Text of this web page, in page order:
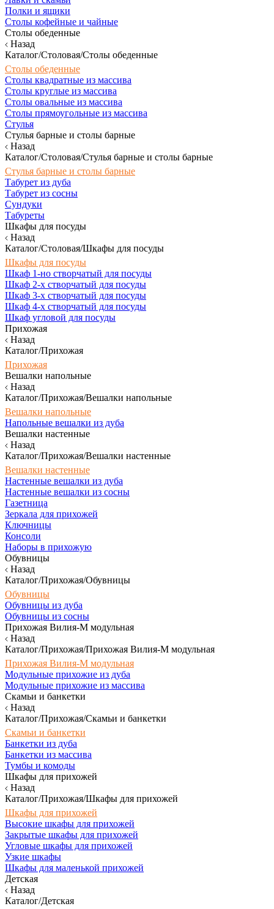
Полки и ящики
Столы кофейные и чайные
Столы обеденные
Назад
Каталог/Столовая/Столы обеденные
Столы обеденные
Столы квадратные из массива
Столы круглые из массива
Столы овальные из массива
Столы прямоугольные из массива
Стулья
Стулья барные и столы барные
Назад
Каталог/Столовая/Стулья барные и столы барные
Стулья барные и столы барные
Табурет из дуба
Табурет из сосны
Сундуки
Табуреты
Шкафы для посуды
Назад
Каталог/Столовая/Шкафы для посуды
Шкафы для посуды
Шкаф 1-но створчатый для посуды
Шкаф 2-х створчатый для посуды
Шкаф 3-х створчатый для посуды
Шкаф 4-х створчатый для посуды
Шкаф угловой для посуды
Прихожая
Назад
Каталог/Прихожая
Прихожая
Вешалки напольные
Назад
Каталог/Прихожая/Вешалки напольные
Вешалки напольные
Напольные вешалки из дуба
Вешалки настенные
Назад
Каталог/Прихожая/Вешалки настенные
Вешалки настенные
Настенные вешалки из дуба
Настенные вешалки из сосны
Газетница
Зеркала для прихожей
Ключницы
Консоли
Наборы в прихожую
Обувницы
Назад
Каталог/Прихожая/Обувницы
Обувницы
Обувницы из дуба
Обувницы из сосны
Прихожая Вилия-М модульная
Назад
Каталог/Прихожая/Прихожая Вилия-М модульная
Прихожая Вилия-М модульная
Модульные прихожие из дуба
Модульные прихожие из массива
Скамьи и банкетки
Назад
Каталог/Прихожая/Скамьи и банкетки
Скамьи и банкетки
Банкетки из дуба
Банкетки из массива
Тумбы и комоды
Шкафы для прихожей
Назад
Каталог/Прихожая/Шкафы для прихожей
Шкафы для прихожей
Высокие шкафы для прихожей
Закрытые шкафы для прихожей
Угловые шкафы для прихожей
Узкие шкафы
Шкафы для маленькой прихожей
Детская
Назад
Каталог/Детская